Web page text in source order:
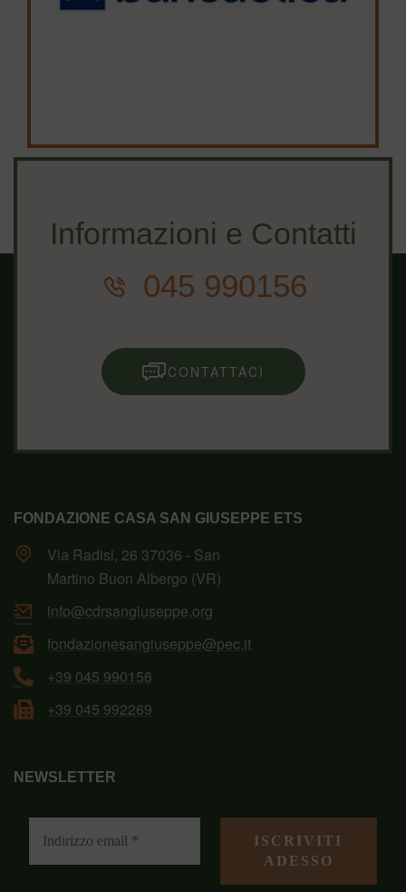
Informazioni e Contatti
045 990156
CONTATTACI
FONDAZIONE CASA SAN GIUSEPPE ETS
Via Radisi, 26 37036 - San
Martino Buon Albergo (VR)
info@cdrsangiuseppe.org
fondazionesangiuseppe@pec.it
+39 045 990156
+39 045 992269
NEWSLETTER